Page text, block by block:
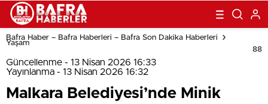
Bafra Haber – Bafra Haberleri – Bafra Son Dakika Haberleri
Yaşam
88
Güncellenme - 13 Nisan 2026 16:33
Yayınlanma - 13 Nisan 2026 16:32
Malkara Belediyesi’nde Minik